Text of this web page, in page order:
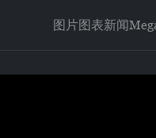
图片图表新闻